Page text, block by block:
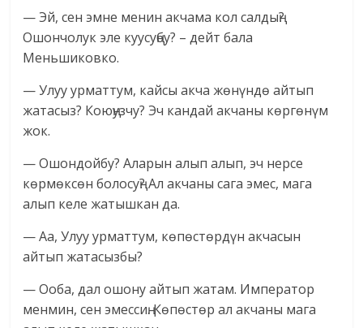
— Эй, сен эмне менин акчама кол салдың?
Ошончолук эле куусуңбу? – дейт бала
Меньшиковко.
— Улуу урматтум, кайсы акча жөнүндө айтып
жатасыз? Коюңузчу? Эч кандай акчаны көргөнүм
жок.
— Ошондойбу? Аларын алып алып, эч нерсе
көрмөксөн болосуң? Ал акчаны сага эмес, мага
алып келе жатышкан да.
— Аа, Улуу урматтум, көпөстөрдүн акчасын
айтып жатасызбы?
— Ооба, дал ошону айтып жатам. Император
менмин, сен эмессиң. Көпөстөр ал акчаны мага